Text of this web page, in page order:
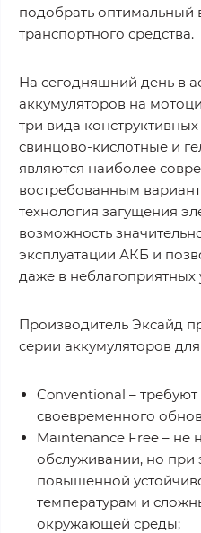
подобрать оптимальный
транспортного средства.
На сегодняшний день в
аккумуляторов на
три вида
свинцово-кислотные и
являются наиболее
востребованным
технология загущения
возможность
эксплуатации АКБ и
даже в неблагоприятных
Производитель Эксайд
серии аккумуляторов
Conventional –
своевременного
Maintenance Free – не
обслуживании, но при
повышенной
температурам и
окружающей среды;